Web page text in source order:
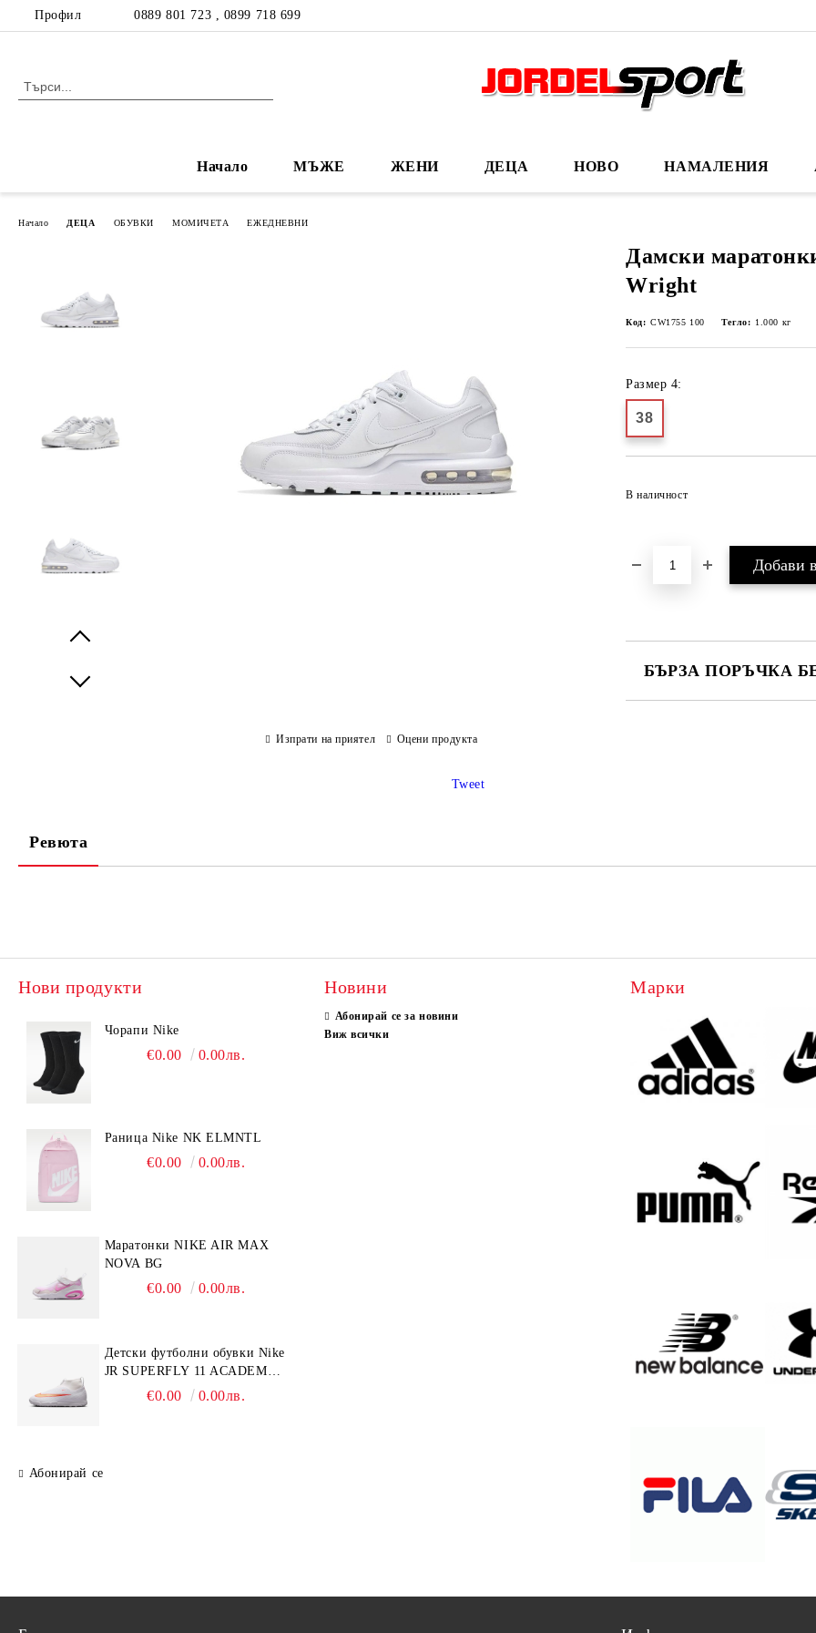
Профил 0889 801 723 , 0899 718 699
Начало МЪЖЕ ЖЕНИ ДЕЦА НОВО НАМАЛЕНИЯ
Начало ДЕЦА ОБУВКИ МОМИЧЕТА ЕЖЕДНЕВНИ
Дамски
Wright
Код: CW1755 100 Тегло: 1.000 кг
Размер 4:
38
В наличност
БЪРЗА ПОРЪЧКА
Изпрати на приятел Оцени продукта
Tweet
Ревюта
Нови продукти
Чорапи Nike
€0.00 0.00лв.
Раница Nike NK ELMNTL
€0.00 0.00лв.
Mаратонки NIKE AIR MAX
NOVA BG
€0.00 0.00лв.
Детски футболни обувки Nike
JR SUPERFLY 11 ACADEMY
€0.00 0.00лв.
Абонирай се
Новини
Абонирай се за новини
Виж всички
Марки